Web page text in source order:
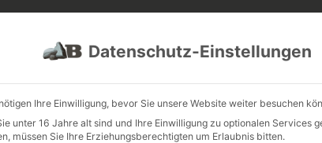
Datenschutz-Einstellungen
Ihre Einwilligung, bevor Sie unsere Website weiter besuchen
unter 16 Jahre alt sind und Ihre Einwilligung zu optionalen Services
müssen Sie Ihre Erziehungsberechtigten um Erlaubnis bitten.